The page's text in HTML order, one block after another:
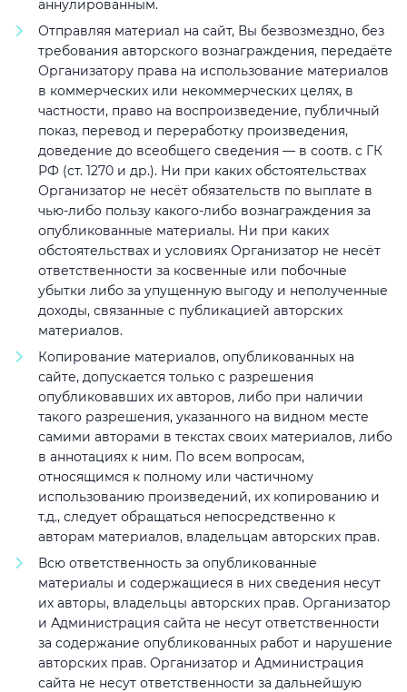
аннулированным.
Отправляя материал на сайт, Вы безвозмездно, без
требования авторского вознаграждения, передаёте
Организатору права на использование материалов
в коммерческих или некоммерческих целях, в
частности, право на воспроизведение, публичный
показ, перевод и переработку произведения,
доведение до всеобщего сведения — в соотв. с ГК
РФ (ст. 1270 и др.). Ни при каких обстоятельствах
Организатор не несёт обязательств по выплате в
чью-либо пользу какого-либо вознаграждения за
опубликованные материалы. Ни при каких
обстоятельствах и условиях Организатор не несёт
ответственности за косвенные или побочные
убытки либо за упущенную выгоду и неполученные
доходы, связанные с публикацией авторских
материалов.
Копирование материалов, опубликованных на
сайте, допускается только с разрешения
опубликовавших их авторов, либо при наличии
такого разрешения, указанного на видном месте
самими авторами в текстах своих материалов, либо
в аннотациях к ним. По всем вопросам,
относящимся к полному или частичному
использованию произведений, их копированию и
т.д., следует обращаться непосредственно к
авторам материалов, владельцам авторских прав.
Всю ответственность за опубликованные
материалы и содержащиеся в них сведения несут
их авторы, владельцы авторских прав. Организатор
и Администрация сайта не несут ответственности
за содержание опубликованных работ и нарушение
авторских прав. Организатор и Администрация
сайта не несут ответственности за дальнейшую